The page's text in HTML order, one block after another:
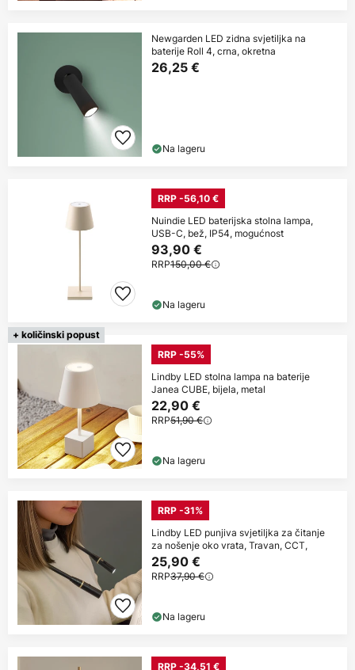
Newgarden LED zidna svjetiljka na
baterije Roll 4, crna, okretna
26,25 €
Na lageru
RRP -56,10 €
Nuindie LED baterijska stolna lampa,
USB-C, bež, IP54, mogućnost
93,90 €
RRP150,00 €
Na lageru
+ količinski popust
RRP -55%
Lindby LED stolna lampa na baterije
Janea CUBE, bijela, metal
22,90 €
RRP51,90 €
Na lageru
RRP -31%
Lindby LED punjiva svjetiljka za čitanje
za nošenje oko vrata, Travan, CCT,
25,90 €
RRP37,90 €
Na lageru
RRP -34,51 €